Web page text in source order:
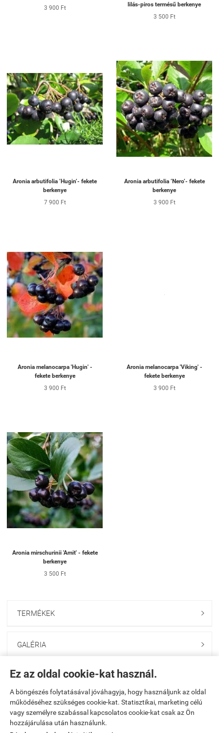
Ez az oldal cookie-kat használ.
A böngészés folytatásával jóváhagyja, hogy használjunk az oldal
működéséhez szükséges cookie-kat. Statisztikai, marketing célú
vagy személyre szabással kapcsolatos cookie-kat csak az Ön
hozzájárulása után használunk.
3 900 Ft
lilás-piros termésű berkenye
3 500 Ft
Aronia arbutifolia ’Hugin’- fekete
berkenye
7 900 Ft
Aronia arbutifolia ’Nero’- fekete
berkenye
3 900 Ft
Aronia melanocarpa 'Hugin' -
fekete berkenye
3 900 Ft
Aronia melanocarpa 'Viking' -
fekete berkenye
3 900 Ft
Aronia mirschurinii 'Amit' - fekete
berkenye
3 500 Ft
TERMÉKEK 
GALÉRIA 
ONLINE GAZDABOLT
Saját fiók